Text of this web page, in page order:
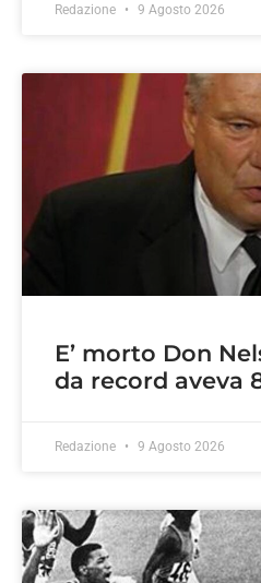
Redazione 9 Agosto 2026
E’ morto Don
da record aveva
Redazione 9 Agosto 2026